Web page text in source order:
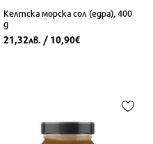
Келтска морска сол (едра), 400
g
21,32лв. / 10,90€